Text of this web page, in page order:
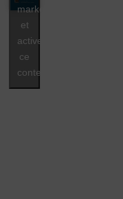
marketing
et
activer
ce
contenu